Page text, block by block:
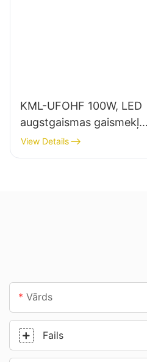
KML-UFOHF 100W, LED
augstgaismas gaismekļu
piegādātājs rūpniecības
uzņēmumiem,
View Details
Vārds
Fails